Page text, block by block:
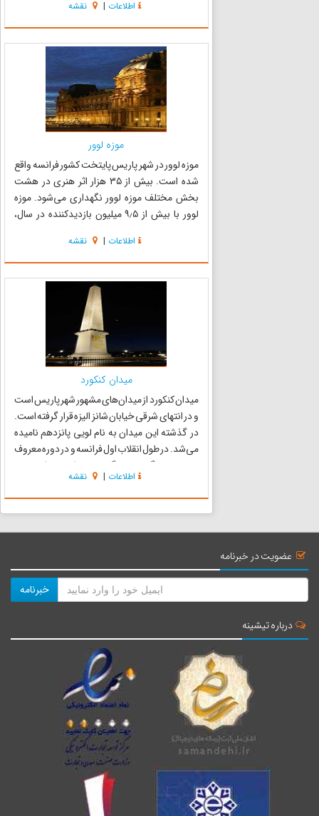
ناپلئون بناپارت اشاره کرد. ناپلئون یکم یا ناپلئون
بناپارت (زاد...
اطلاعات | نقشه
موزه لوور
موزه لوور در شهر پاریس پایتخت کشور فرانسه واقع
شده است. بیش از ۳۵ هزار اثر هنری در هشت
بخش مختلف موزه لوور نگهداری می‌شود. موزه
لوور با بیش از ۹٫۵ میلیون بازدیدکننده در سال،
۱۷۹۳ میلادی تا امروز به عنوان «موزه عمومی» فعال
بوده است. تمرکز مو...
اطلاعات | نقشه
میدان کنکورد
میدان کنکورد از میدان‌های مشهور شهر پاریس است
و در انتهای شرقی خیابان شانز الیزه قرار گرفته است.
در گذشته این میدان به نام لویی پانزدهم نامیده
می‌شد. در طول انقلاب اول فرانسه و در دوره معروف
به ترور دستگاه مشهور گیوتین در این میدان نصب
شده بود. سر بسیاری از رجال آن دوره فرانسه نظیر
آنت...
اطلاعات | نقشه
عضویت در خبرنامه
خبرنامه
درباره تیشینه